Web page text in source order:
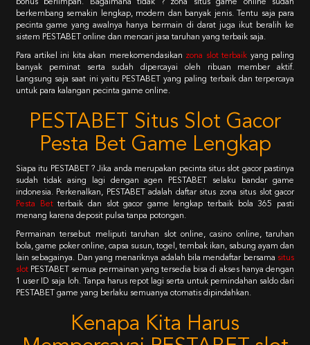
bonus berlimpah. Bagaimana tidak ? zona situs game online sudah
berkembang semakin lengkap, modern dan banyak jenis. Tentu saja para
pecinta game yang awalnya hanya bermain di darat juga ikut beralih ke
sistem PESTABET online dan mencari jasa taruhan yang terbaik saja.
Para artikel ini kita akan merekomendasikan zona slot terbaik yang paling
banyak peminat serta sudah dipercayai oleh ribuan member aktif.
Langsung saja saat ini yaitu PESTABET yang paling terbaik dan terpercaya
untuk para kalangan pecinta game online.
PESTABET Situs Slot Gacor
Pesta Bet Game Lengkap
Siapa itu PESTABET ? Jika anda merupakan pecinta situs slot gacor pastinya
sudah tidak asing lagi dengan agen PESTABET selaku bandar game
indonesia. Perkenalkan, PESTABET adalah daftar situs zona situs slot gacor
Pesta Bet terbaik dan slot gacor game lengkap terbaik bola 365 pasti
menang karena deposit pulsa tanpa potongan.
Permainan tersebut meliputi taruhan slot online, casino online, taruhan
bola, game poker online, capsa susun, togel, tembak ikan, sabung ayam dan
lain sebagainya. Dan yang menariknya adalah bila mendaftar bersama situs
slot PESTABET semua permainan yang tersedia bisa di akses hanya dengan
1 user ID saja loh. Tanpa harus repot lagi serta untuk pemindahan saldo dari
PESTABET game yang berlaku semuanya otomatis dipindahkan.
Kenapa Kita Harus